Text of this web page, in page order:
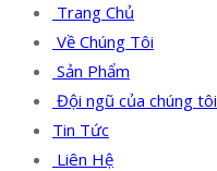
Trang Chủ
Về Chúng Tôi
Sản Phẩm
Đội ngũ của chúng tôi
Tin Tức
Liên Hệ